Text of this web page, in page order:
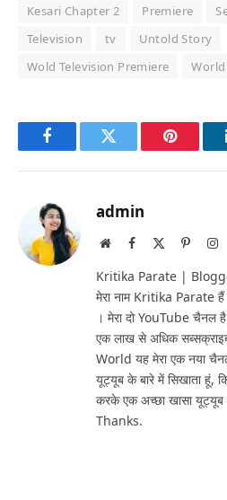
Kesari Chapter 2
Premiere
Television
tv
Untold Story
Wold Television Premiere
FacebookTwitter Pinterest
admin
WebsiteFacebook Pinterest
Kritika Parate |
मेरा नाम Kritika Parate
। मेरा दो YouTube
एक लाख से अधिक
World यह मेरा एक नया
यूट्यूब के बारे में सिखाता हूं,
करके एक अच्छा खासा
Thanks.